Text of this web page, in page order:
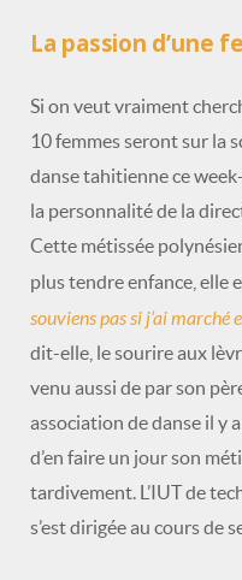
La passion d’une
Si on veut vraiment
10 femmes seront sur la
danse tahitienne ce
la personnalité de la
Cette métissée
plus tendre enfance, elle
souviens pas si j’ai marché
dit-elle, le sourire aux
venu aussi de par son
association de danse il y
d’en faire un jour son
tardivement. L’IUT de
s’est dirigée au cours de